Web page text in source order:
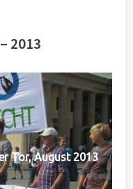
2013
Tor, August 2013